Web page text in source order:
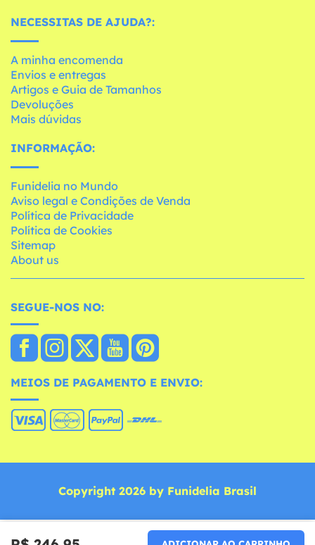
NECESSITAS DE AJUDA?:
A minha encomenda
Envios e entregas
Artigos e Guia de Tamanhos
Devoluções
Mais dúvidas
INFORMAÇÃO:
Funidelia no Mundo
Aviso legal e Condições de Venda
Política de Privacidade
Política de Cookies
Sitemap
About us
SEGUE-NOS NO:
MEIOS DE PAGAMENTO E ENVIO:
Copyright 2026 by Funidelia Brasil